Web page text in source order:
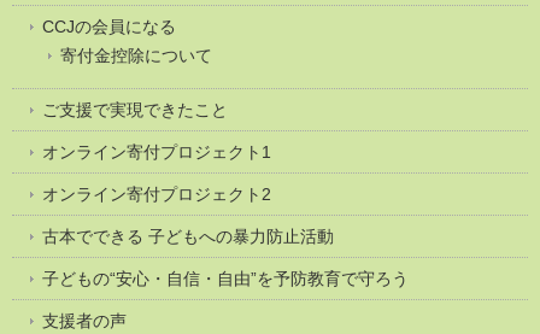
CCJの会員になる
寄付金控除について
ご支援で実現できたこと
オンライン寄付プロジェクト1
オンライン寄付プロジェクト2
古本でできる 子どもへの暴力防止活動
子どもの“安心・自信・自由”を予防教育で守ろう
支援者の声